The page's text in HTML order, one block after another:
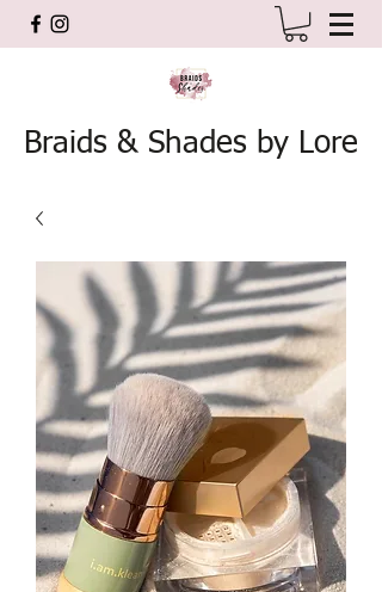
Braids & Shades by Lore